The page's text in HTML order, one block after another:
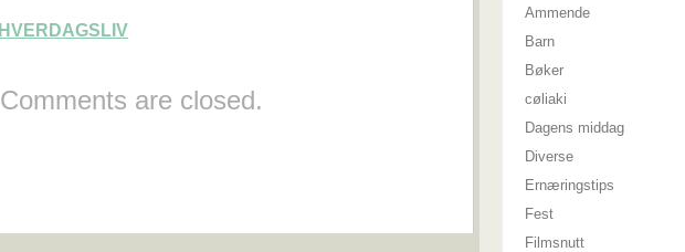
HVERDAGSLIV
Comments are closed.
Ammende
Barn
Bøker
cøliaki
Dagens middag
Diverse
Ernæringstips
Fest
Filmsnutt